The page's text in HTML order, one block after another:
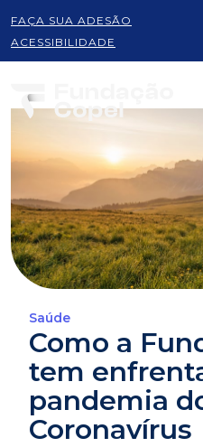
FAÇA SUA ADESÃO
ACESSIBILIDADE
Saúde
Como a
tem
pandemia
Coronavírus